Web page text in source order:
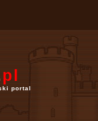
pl
portal